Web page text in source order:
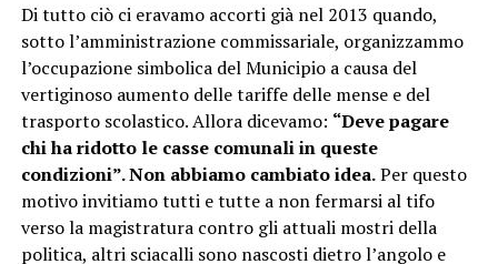
Di tutto ciò ci eravamo accorti già nel 2013 quando,
sotto l’amministrazione commissariale, organizzammo
l’occupazione simbolica del Municipio a causa del
vertiginoso aumento delle tariffe delle mense e del
trasporto scolastico. Allora dicevamo: “Deve pagare
chi ha ridotto le casse comunali in queste
condizioni”. Non abbiamo cambiato idea.Per questo
motivo invitiamo tutti e tutte a non fermarsi al tifo
verso la magistratura contro gli attuali mostri della
politica, altri sciacalli sono nascosti dietro l’angolo e